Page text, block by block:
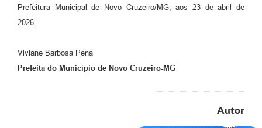
Prefeitura Municipal de Novo Cruzeiro/MG, aos 23 de abril de
2026.
Viviane Barbosa Pena
Prefeita do Município de Novo Cruzeiro-MG
Autor